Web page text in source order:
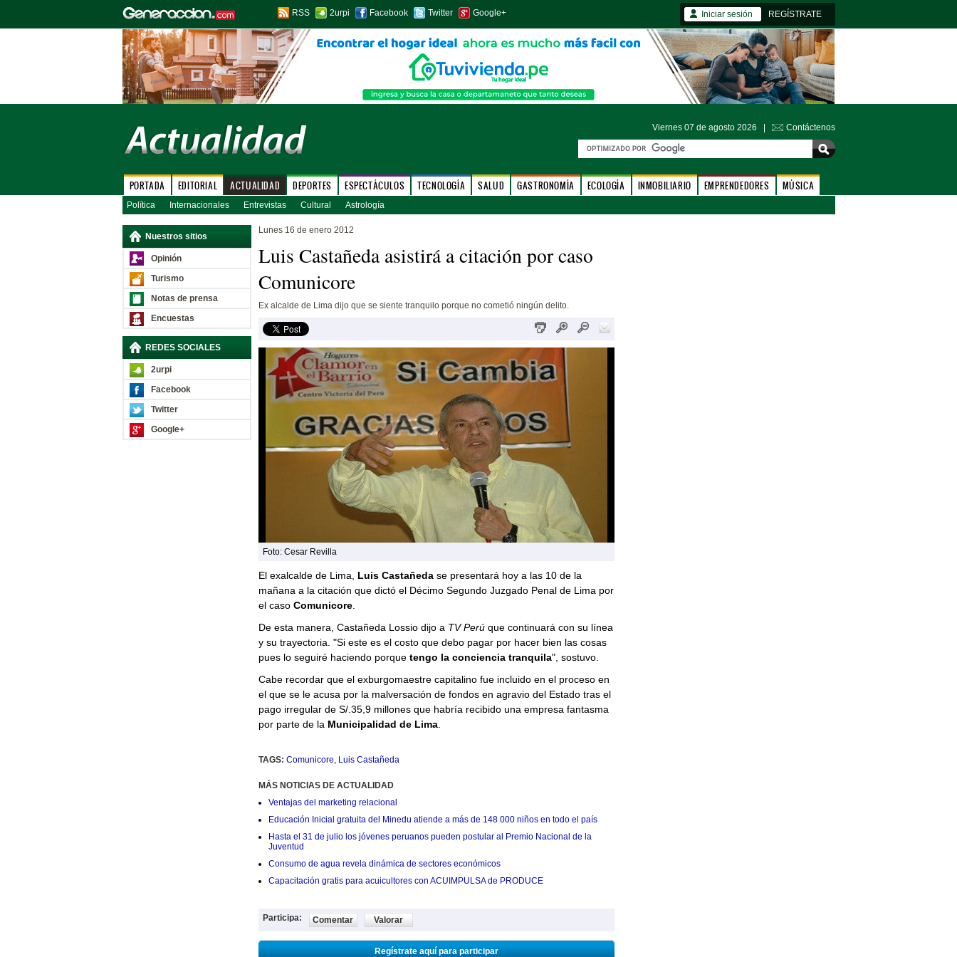
RSS 2urpi Facebook Twitter Google+ Iniciar sesión REGÍSTRATE
Viernes 07 de agosto 2026 | Contáctenos
PORTADA EDITORIAL ACTUALIDAD DEPORTES ESPECTÁCULOS TECNOLOGÍA SALUD GASTRONOMÍA ECOLOGÍA INMOBILIARIO EMPRENDEDORES MÚSICA
Política Internacionales Entrevistas Cultural Astrología
Nuestros sitios
Opinión
Turismo
Notas de prensa
Encuestas
REDES SOCIALES
2urpi
Facebook
Twitter
Google+
Lunes 16 de enero 2012
Luis Castañeda asistirá a citación por caso
Comunicore
Ex alcalde de Lima dijo que se siente tranquilo porque no cometió ningún delito.
Foto: Cesar Revilla
El exalcalde de Lima, Luis Castañedase presentará hoy a las 10 de la
mañana a la citación que dictó el Décimo Segundo Juzgado Penal de Lima por
el casoComunicore.
De esta manera, Castañeda Lossio dijo a TV Perú que continuará con su línea
y su trayectoria. "Si este es el costo que debo pagar por hacer bien las cosas
pues lo seguiré haciendo porque tengo la conciencia tranquila", sostuvo.
Cabe recordar que el exburgomaestre capitalino fue incluido en el proceso en
el que se le acusa por la malversación de fondos en agravio del Estado tras el
pago irregular de S/.35,9 millones que habría recibido una empresa fantasma
por parte de la Municipalidad de Lima.
TAGS: Comunicore, Luis Castañeda
MÁS NOTICIAS DE ACTUALIDAD
Ventajas del marketing relacional
Educación Inicial gratuita del Minedu atiende a más de 148 000 niños en todo el país
Hasta el 31 de julio los jóvenes peruanos pueden postular al Premio Nacional de la
Juventud
Consumo de agua revela dinámica de sectores económicos
Capacitación gratis para acuicultores con ACUIMPULSA de PRODUCE
Participa: Comentar Valorar
Regístrate aquí para participar